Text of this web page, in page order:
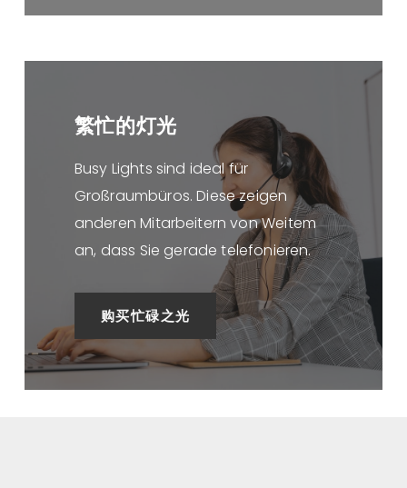
繁忙的灯光
Busy Lights sind ideal für
Großraumbüros. Diese zeigen
anderen Mitarbeitern von Weitem
an, dass Sie gerade telefonieren.
购买忙碌之光